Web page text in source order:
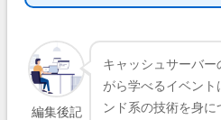
編集後記
キャッシュサーバ
がら学べるイベン
ンド系の技術を身